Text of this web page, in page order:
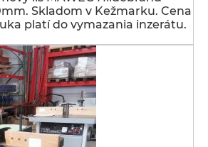
Skladom v Kežmarku. Cena
platí do vymazania inzerátu.